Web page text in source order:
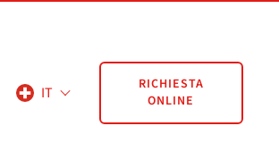
IT
RICHIESTA
ONLINE